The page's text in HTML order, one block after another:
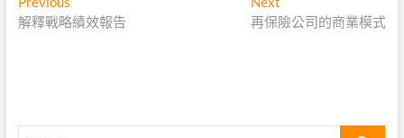
章
post:
解釋戰略績效報告
post:
再保險公司的商業模式
Search